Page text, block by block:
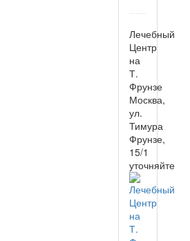
Лечебный
Центр
на
Т.
Фрунзе
Москва,
ул.
Тимура
Фрунзе,
15/1
уточняйте